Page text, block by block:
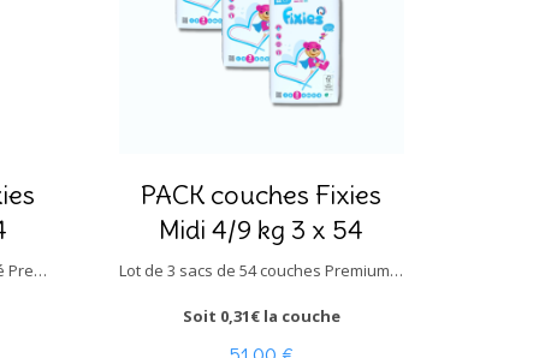
Sac double de 54 couches bébé Premium taille Midi pour bébé de 4 à 9 kg.
PACK couches Fixies
Midi 4/9 kg 3 x 54
Lot de 3 sacs de 54 couches Premium (soit 162 changes) taille Midi pour bébé de 4 à 9 kg.
Soit 0,31€ la couche